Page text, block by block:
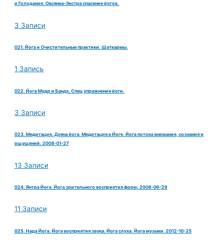
и Голодания. Овсянка-Экстра спасение йогов.
3 Записи
021. Йога и Очистительные практики. Шаткармы.
1 Запись
022. Йога Мудр и Бандх. Спец упражнения йоги.
3 Записи
023. Медитация. Дхяна йога. Медитация в Йоге. Йога потока внимания, сознания и
ощущений. 2008-01-27
13 Записи
024. Янтра Йога. Йога зрительного восприятия форм. 2008-06-29
11 Записи
025. Нада Йога. Йога восприятия звука. Йога слуха. Йога музыки. 2012-10-25